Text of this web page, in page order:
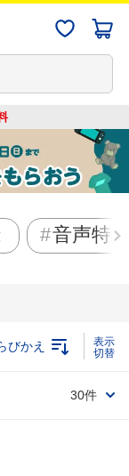
音声特
びかえ
30件